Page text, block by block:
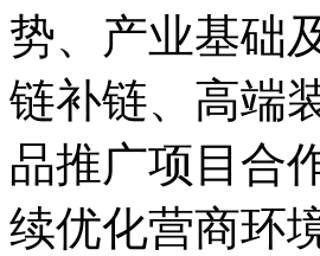
势、产业基础
链补链、高端
品推广项目合
续优化营商环